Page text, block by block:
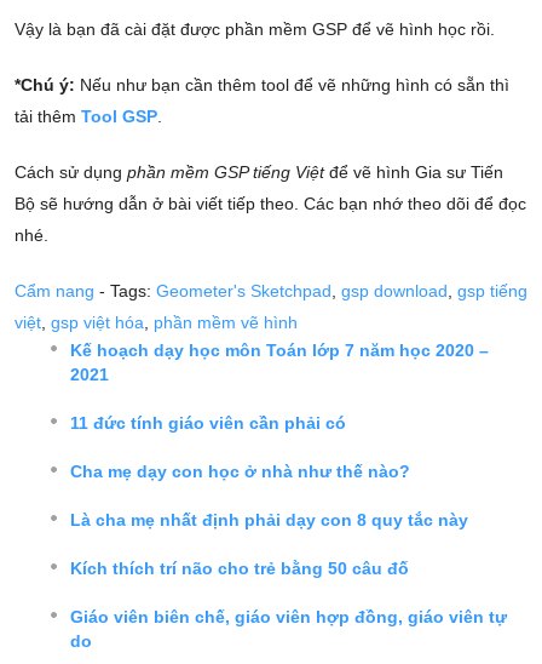
Vậy là bạn đã cài đặt được phần mềm GSP để vẽ hình học rồi.
*Chú ý: Nếu như bạn cần thêm tool để vẽ những hình có sẵn thì
tải thêm Tool GSP.
Cách sử dụng phần mềm GSP tiếng Việtđể vẽ hình Gia sư Tiến
Bộ sẽ hướng dẫn ở bài viết tiếp theo. Các bạn nhớ theo dõi để đọc
nhé.
Cẩm nang - Tags: Geometer's Sketchpad, gsp download, gsp tiếng
việt, gsp việt hóa, phần mềm vẽ hình
Kế hoạch dạy học môn Toán lớp 7 năm học 2020 –
2021
11 đức tính giáo viên cần phải có
Cha mẹ dạy con học ở nhà như thế nào?
Là cha mẹ nhất định phải dạy con 8 quy tắc này
Kích thích trí não cho trẻ bằng 50 câu đố
Giáo viên biên chế, giáo viên hợp đồng, giáo viên tự
do